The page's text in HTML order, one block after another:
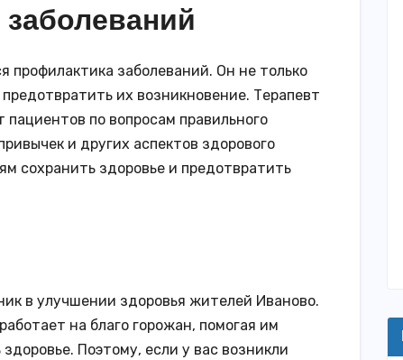
профилактика заболеваний. Он не только
их возникновение. Терапевт
по вопросам правильного
и других аспектов здорового
сохранить здоровье и предотвратить
в улучшении здоровья жителей Иваново.
на благо горожан, помогая им
Поэтому, если у вас возникли